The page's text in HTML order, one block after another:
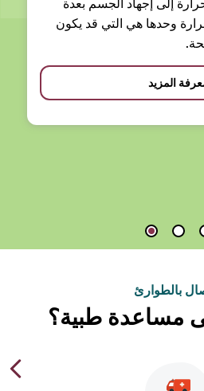
إلى إجهاد الجسم بعدة
هي التي قد يكون
طبية؟